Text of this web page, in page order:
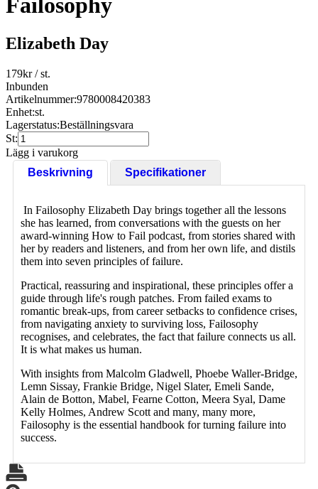
Failosophy
Elizabeth Day
179kr/ st.
Inbunden
Artikelnummer:9780008420383
Enhet:st.
Lagerstatus:Beställningsvara
St:
Lägg i varukorg
Beskrivning
Specifikationer
In Failosophy Elizabeth Day brings together all the lessons
she has learned, from conversations with the guests on her
award-winning How to Fail podcast, from stories shared with
her by readers and listeners, and from her own life, and distils
them into seven principles of failure.
Practical, reassuring and inspirational, these principles offer a
guide through life's rough patches. From failed exams to
romantic break-ups, from career setbacks to confidence crises,
from navigating anxiety to surviving loss, Failosophy
recognises, and celebrates, the fact that failure connects us all.
It is what makes us human.
With insights from Malcolm Gladwell, Phoebe Waller-Bridge,
Lemn Sissay, Frankie Bridge, Nigel Slater, Emeli Sande,
Alain de Botton, Mabel, Fearne Cotton, Meera Syal, Dame
Kelly Holmes, Andrew Scott and many, many more,
Failosophy is the essential handbook for turning failure into
success.